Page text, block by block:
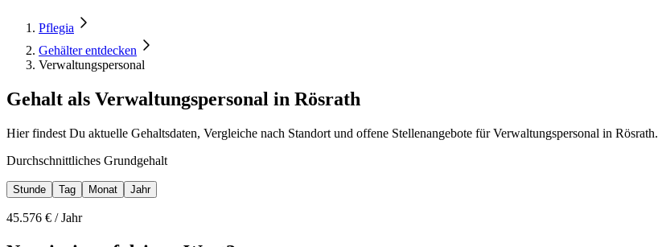
Pflegia
Gehälter entdecken
Verwaltungspersonal
Gehalt als Verwaltungspersonal in Rösrath
Hier findest Du aktuelle Gehaltsdaten, Vergleiche nach Standort und offene Stellenangebote für Verwaltungspersonal in Rösrath.
Durchschnittliches Grundgehalt
Stunde Tag Monat Jahr
45.576 € /Jahr